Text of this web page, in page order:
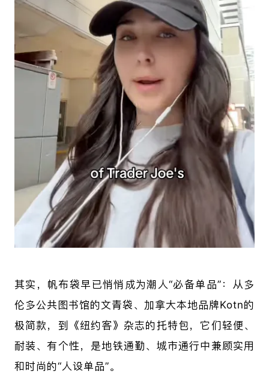
其实，帆布袋早已悄悄成为潮人“必备单品”：从多
伦多公共图书馆的文青袋、加拿大本地品牌Kotn的
极简款，到《纽约客》杂志的托特包，它们轻便、
耐装、有个性，是地铁通勤、城市通行中兼顾实用
和时尚的“人设单品”。